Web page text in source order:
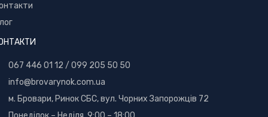
067 446 01 12 / 099 205 50 50
info@brovarynok.com.ua
м. Бровари, Ринок СБС, вул. Чорних Запорожців 72